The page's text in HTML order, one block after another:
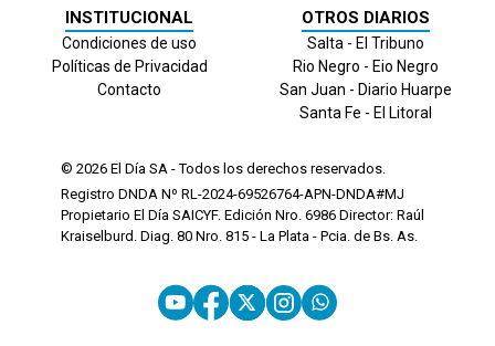
INSTITUCIONAL
Condiciones de uso
Políticas de Privacidad
Contacto
OTROS DIARIOS
Salta - El Tribuno
Rio Negro - Eio Negro
San Juan - Diario Huarpe
Santa Fe - El Litoral
© 2026 El Día SA - Todos los derechos reservados.
Registro DNDA Nº RL-2024-69526764-APN-DNDA#MJ
Propietario El Día SAICYF. Edición Nro. 6986 Director: Raúl
Kraiselburd. Diag. 80 Nro. 815 - La Plata - Pcia. de Bs. As.